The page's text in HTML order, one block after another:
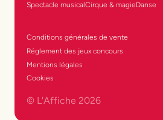
Spectacle musicalCirque & magieDanse
Conditions générales de vente
Réglement des jeux concours
Mentions légales
Cookies
© L'Affiche 2026